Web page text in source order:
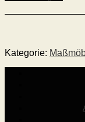
Kategorie: